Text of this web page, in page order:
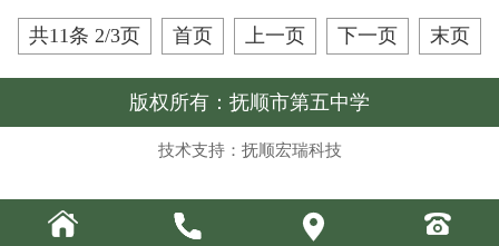
共11条 2/3页 首页 上一页 下一页 末页
版权所有：抚顺市第五中学
技术支持：抚顺宏瑞科技
   